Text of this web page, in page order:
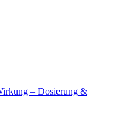
– Dosierung &